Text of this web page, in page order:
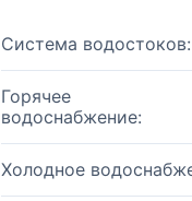
Система водостоков:
Горячее
водоснабжение:
Холодное